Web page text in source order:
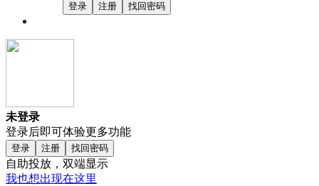
登录 注册 找回密码
未登录
登录后即可体验更多功能
登录 注册 找回密码
自助投放，双端显示
我也想出现在这里